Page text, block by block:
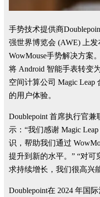
手势技术提供商
强世界博览会 (AWE) 上
WowMouse手势解决方案
将 Android 智能手表转变
空间计算公司 Magic Leap
的用户体验。
Doublepoint 首席执行官兼
示：“我们感谢 Magic
识，帮助我们通过
提升到新的水平。” “对
求持续增长，我们很高兴
Doublepoint在 2024 年国